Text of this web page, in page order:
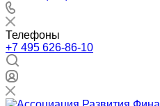
Телефоны
+7 495 626-86-10